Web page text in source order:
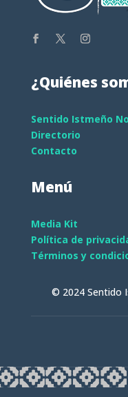
¿Quiénes
Sentido Istmeño
Directorio
Contacto
Menú
Media Kit
Política de
Términos y
© 2024 Sentido